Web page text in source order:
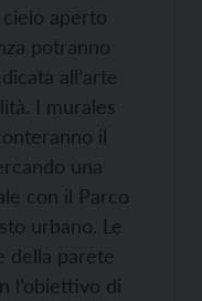
aperto
potranno
all’arte
I murales
il
una
con il Parco
urbano. Le
della parete
l’obiettivo di